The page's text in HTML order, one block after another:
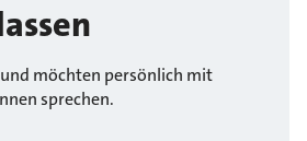
und möchten persönlich mit
sprechen.